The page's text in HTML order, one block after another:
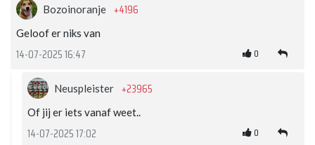
Bozoinoranje +4196
Geloof er niks van
14-07-2025 16:47 0
Neuspleister +23965
Of jij er iets vanaf weet..
14-07-2025 17:02 0